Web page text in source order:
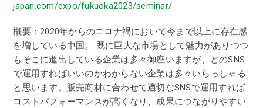
japan.com/expo/fukuoka2023/seminar/
概要：2020年からのコロナ禍において今まで以上に存在感
を増している中国。 既に巨大な市場として魅力がありつつ
もそこに進出している企業は多々御座いますが、どのSNS
で運用すればいいのかわからない企業は多々いらっしゃる
と思います。販売商材に合わせて適切なSNSで運用すれば
コストパフォーマンスが高くなり、成果につながりやすい